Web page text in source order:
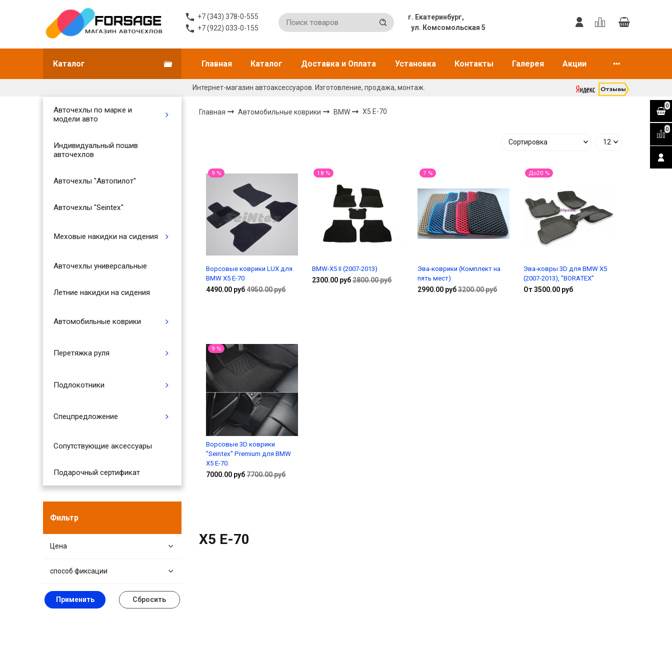
г. Екатеринбург,
ул. Комсомольская 5
+7 (343) 378-0-555
+7 (922) 033-0-155
Каталог Главная Каталог Доставка и Оплата Установка Контакты Галерея Акции
Интернет-магазин автоаксессуаров. Изготовление, продажа, монтаж.
Авточехлы по марке и
модели авто
Индивидуальный пошив
авточехлов
Авточехлы "Автопилот"
Авточехлы "Seintex"
Меховые накидки на сидения
Авточехлы универсальные
Летние накидки на сидения
Автомобильные коврики
Перетяжка руля
Подлокотники
Спецпредложение
Сопутствующие аксессуары
Подарочный сертификат
Фильтр
Цена
способ фиксации
Применить Сбросить
Главная Автомобильные коврики BMW X5 E-70
9 %
Ворсовые коврики LUX для
BMW X5 E-70
4490.00 руб 4950.00 руб
18 %
BMW-X5 II (2007-2013)
2300.00 руб2800.00 руб
7 %
Эва-коврики (Комплект на
пять мест)
2990.00 руб3200.00 руб
До20 %
Эва-ковры 3D для BMW X5
(2007-2013), "BORATEX"
От 3500.00 руб
9 %
Ворсовые 3D коврики
"Seintex" Premium для BMW
X5 E-70.
7000.00 руб 7700.00 руб
X5 E-70
0
0